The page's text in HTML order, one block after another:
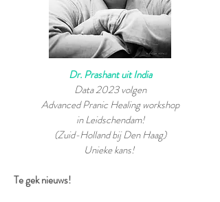
Dr. Prashant uit India
Data 2023 volgen
Advanced Pranic Healing workshop
in Leidschendam!
(Zuid-Holland bij Den Haag)
Unieke kans!
Te gek nieuws!